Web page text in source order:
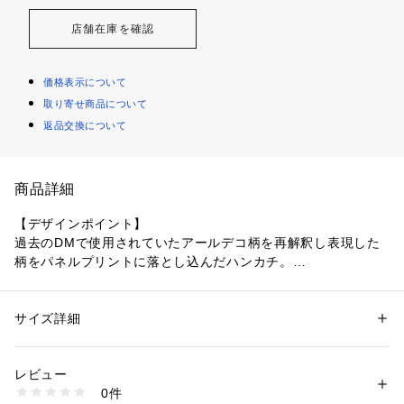
店舗在庫を確認
価格表示について
取り寄せ商品について
返品交換について
商品詳細
【デザインポイント】
過去のDMで使用されていたアールデコ柄を再解釈し表現した
柄をパネルプリントに落とし込んだハンカチ。
若干製品と画像のカラーが異なる場合もございます。
性別：メンズ
ル
生産国：日本製
1095800001058
サイズ詳細
レビュー
0件